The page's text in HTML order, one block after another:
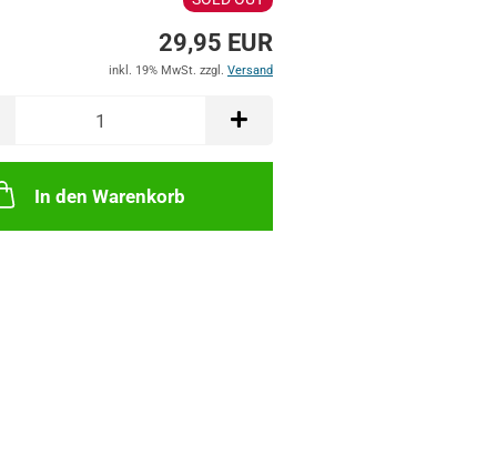
29,95 EUR
inkl. 19% MwSt. zzgl. Versand
In den Warenkorb